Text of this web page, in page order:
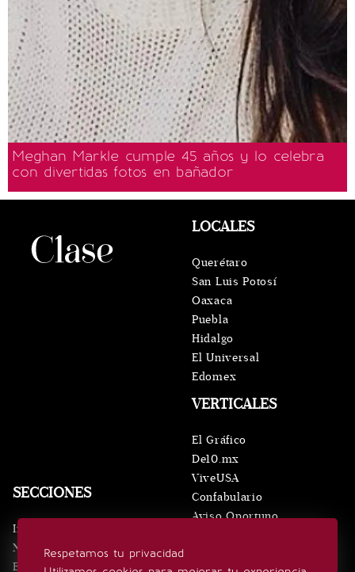
Meghan Markle cumple 45 años y lo celebra
con divertidas fotos en bañador
Respetamos tu privacidad
SECCIONES
Inicio
Noticias
Eventos
VERTICALES
El Gráfico
De10.mx
ViveUSA
Confabulario
Aviso Oportuno
LOCALES
Querétaro
San Luis Potosí
Oaxaca
Puebla
Hidalgo
El Universal
Edomex